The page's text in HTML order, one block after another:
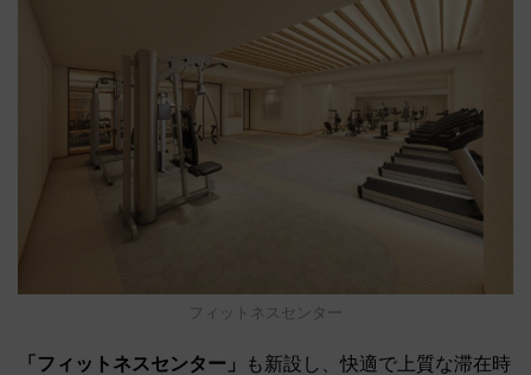
フィットネスセンター
「フィットネスセンター」
も新設し、快適で上質な滞在時